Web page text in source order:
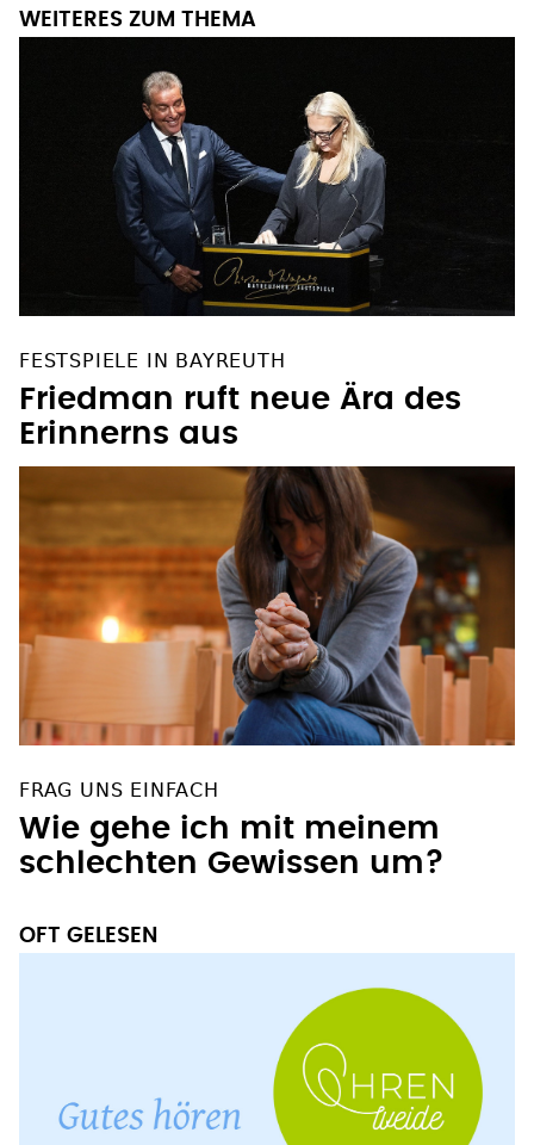
WEITERES ZUM THEMA
FESTSPIELE IN BAYREUTH
Friedman ruft neue Ära des
Erinnerns aus
FRAG UNS EINFACH
Wie gehe ich mit meinem
schlechten Gewissen um?
OFT GELESEN